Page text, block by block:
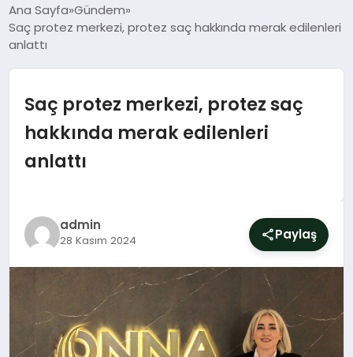
TEKNOLOJI
SPOR
MAGAZIN
YAŞAM
DÜNYA
SAĞLIK
Ana Sayfa Gündem
Saç protez merkezi, protez saç hakkında merak edilenleri
anlattı
Saç protez merkezi, protez saç
hakkında merak edilenleri
anlattı
admin
28 Kasım 2024 Paylaş